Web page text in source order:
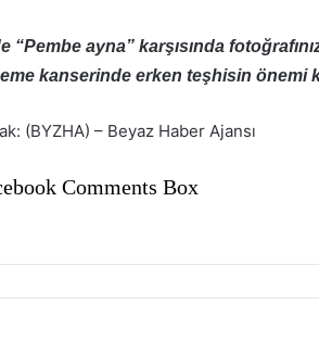
“Pembe ayna” karşısında
kanserinde erken teşhisin önemi
(BYZHA) – Beyaz Haber Ajansı
Comments Box